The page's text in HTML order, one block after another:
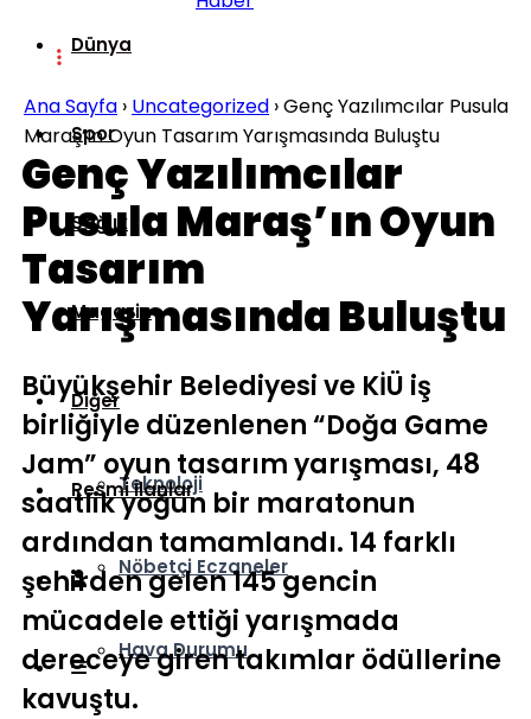
Dünya
Spor
Sağlık
Magazin
Diğer
Teknoloji
Nöbetçi Eczaneler
Hava Durumu
Resmi İlanlar
Ana Sayfa › Uncategorized ›Genç Yazılımcılar Pusula
Maraş’ın Oyun Tasarım Yarışmasında Buluştu
Genç Yazılımcılar
Pusula Maraş’ın Oyun
Tasarım
Yarışmasında Buluştu
Büyükşehir Belediyesi ve KİÜ iş
birliğiyle düzenlenen “Doğa Game
Jam” oyun tasarım yarışması, 48
saatlik yoğun bir maratonun
ardından tamamlandı. 14 farklı
şehirden gelen 145 gencin
mücadele ettiği yarışmada
dereceye giren takımlar ödüllerine
kavuştu.